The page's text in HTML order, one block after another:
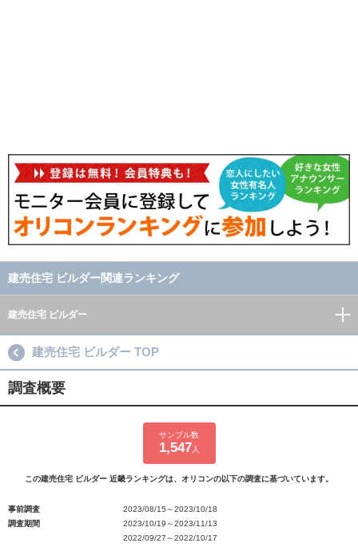
建売住宅 ビルダー関連ランキング
建売住宅 ビルダー
建売住宅 ビルダー TOP
調査概要
サンプル数
1,547 人
この建売住宅 ビルダー 近畿ランキングは、オリコンの以下の調査に基づいています。
事前調査
2023/08/15～2023/10/18
調査期間
2023/10/19～2023/11/13
2022/09/27～2022/10/17